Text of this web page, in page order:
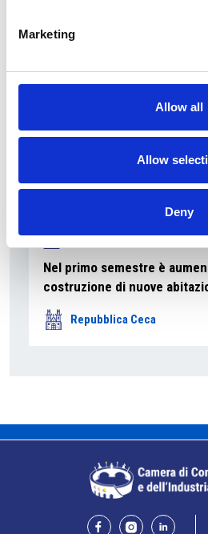
Marketing
Allow all
Allow
Deny
Nel primo semestre è
costruzione di nuove
Repubblica Ceca